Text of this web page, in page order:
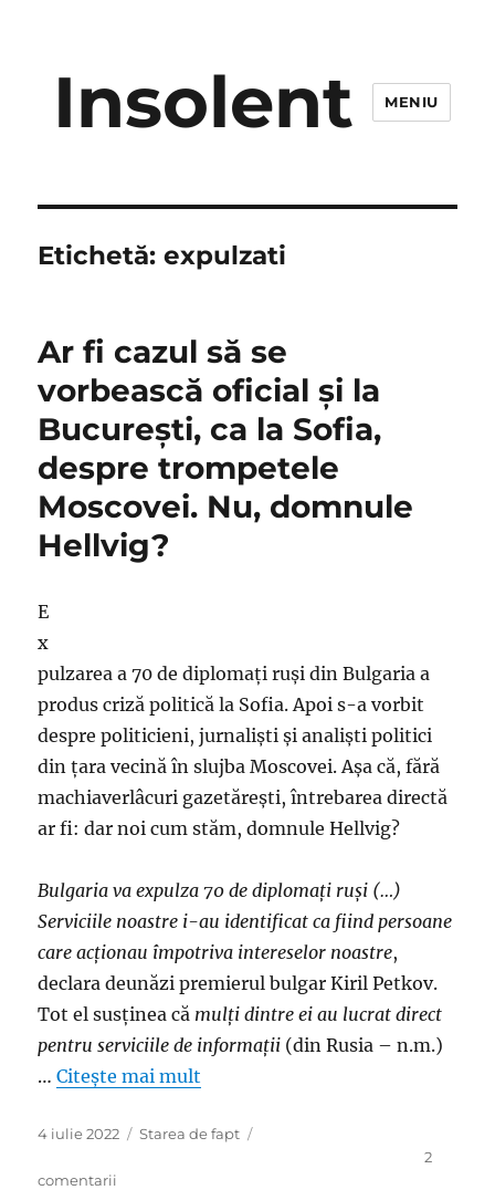
Insolent MENIU
Etichetă:expulzati
Ar fi cazul să se
vorbească oficial şi la
Bucureşti, ca la Sofia,
despre trompetele
Moscovei. Nu, domnule
Hellvig?
E
x
pulzarea a 70 de diplomaţi ruşi din Bulgaria a
produs criză politică la Sofia. Apoi s-a vorbit
despre politicieni, jurnalişti şi analişti politici
din ţara vecină în slujba Moscovei. Aşa că, fără
machiaverlâcuri gazetăreşti, întrebarea directă
ar fi: dar noi cum stăm, domnule Hellvig?
Bulgaria va expulza 70 de diplomaţi ruşi (…)
Serviciile noastre i-au identificat ca fiind persoane
care acţionau împotriva intereselor noastre,
declara deunăzi premierul bulgar Kiril Petkov.
Tot el susţinea că mulți dintre ei au lucrat direct
pentru serviciile de informații (din Rusia – n.m.)
…Citește mai mult
Publicat
4 iulie 2022 Categorii
Starea de fapt
2
comentarii